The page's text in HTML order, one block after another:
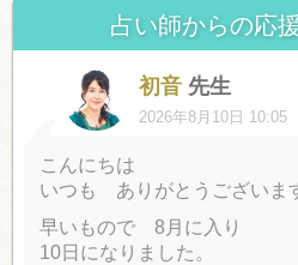
占い師からの応
初音 先生
2026年8月10日 10:05
こんにちは
いつも ありがとうございま
早いもので 8月に入り
10日になりました。